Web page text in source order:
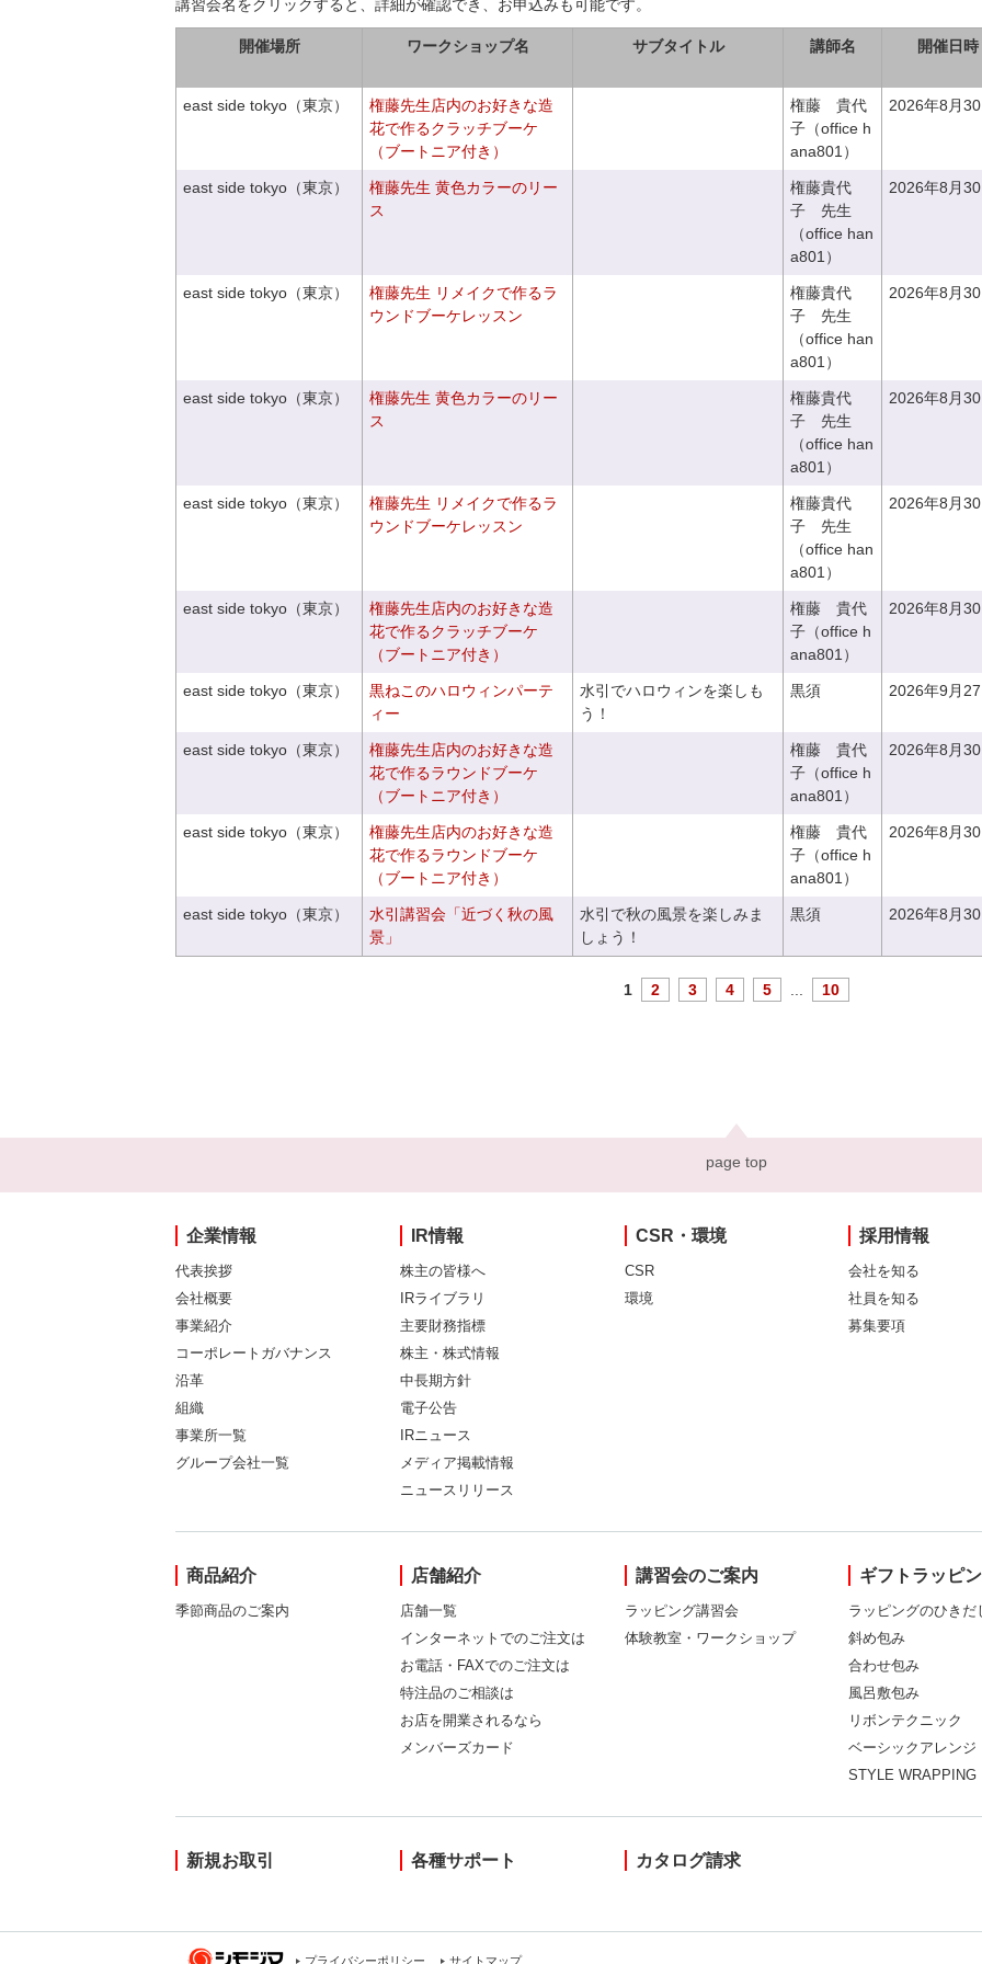
講習会名をクリックすると、詳細が確認でき、お申込みも可能です。
開催場所 ワークショップ名 サブタイトル 講師名 開催日時
east side tokyo（東京）
権藤先生店内のお好きな造
花で作るクラッチブーケ
（ブートニア付き）
権藤 貴代
子（office h
ana801）
2026年8月
east side tokyo（東京）
権藤先生 黄色カラーのリー
ス
権藤貴代
子 先生
（office han
a801）
2026年8月
east side tokyo（東京）
権藤先生 リメイクで作るラ
ウンドブーケレッスン
権藤貴代
子 先生
（office han
a801）
2026年8月
east side tokyo（東京）
権藤先生 黄色カラーのリー
ス
権藤貴代
子 先生
（office han
a801）
2026年8月
east side tokyo（東京）
権藤先生 リメイクで作るラ
ウンドブーケレッスン
権藤貴代
子 先生
（office han
a801）
2026年8月
east side tokyo（東京）
権藤先生店内のお好きな造
花で作るクラッチブーケ
（ブートニア付き）
権藤 貴代
子（office h
ana801）
2026年8月
east side tokyo（東京）
黒ねこのハロウィンパーテ
ィー
水引でハロウィンを楽しも
う！
黒須 2026年9月
east side tokyo（東京）
権藤先生店内のお好きな造
花で作るラウンドブーケ
（ブートニア付き）
権藤 貴代
子（office h
ana801）
2026年8月
east side tokyo（東京）
権藤先生店内のお好きな造
花で作るラウンドブーケ
（ブートニア付き）
権藤 貴代
子（office h
ana801）
2026年8月
east side tokyo（東京）
水引講習会「近づく秋の風
景」
水引で秋の風景を楽しみま
しょう！
黒須 2026年8月
1 2 3 4 5 10
page top
企業情報
代表挨拶
会社概要
事業紹介
コーポレートガバナンス
沿革
組織
事業所一覧
グループ会社一覧
IR情報
株主の皆様へ
IRライブラリ
主要財務指標
株主・株式情報
中長期方針
電子公告
IRニュース
メディア掲載情報
ニュースリリース
CSR・環境
CSR
環境
採用情報
会社を知る
社員を知る
募集要項
商品紹介
季節商品のご案内
店舗紹介
店舗一覧
インターネットでのご注文は
お電話・FAXでのご注文は
特注品のご相談は
お店を開業されるなら
メンバーズカード
講習会のご案内
ラッピング講習会
体験教室・ワークショップ
ギフトラッピ
ラッピングのひきだ
斜め包み
合わせ包み
風呂敷包み
リボンテクニック
ベーシックアレンジ
STYLE WRAPPING
新規お取引 各種サポート カタログ請求
プライバシーポリシー サイトマップ